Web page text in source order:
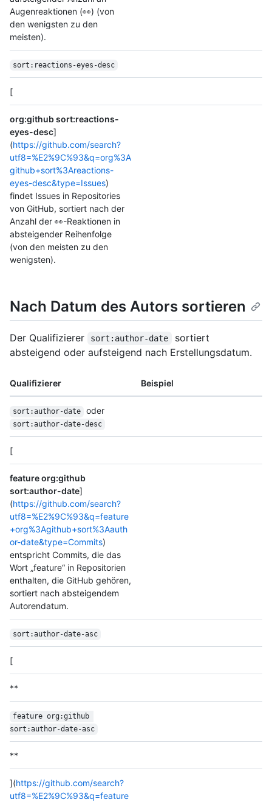
Augenreaktionen (👀) (von
den wenigsten zu den
meisten).
sort:reactions-eyes-desc
[
org:github sort:reactions-
eyes-desc]
(https://github.com/search?
utf8=%E2%9C%93&q=org%3A
github+sort%3Areactions-
eyes-desc&type=Issues)
findet Issues in Repositories
von GitHub, sortiert nach der
Anzahl der 👀-Reaktionen in
absteigender Reihenfolge
(von den meisten zu den
wenigsten).
Nach Datum des Autors sortieren
Der Qualifizierer sort:author-date
sortiert
absteigend oder aufsteigend nach Erstellungsdatum.
Qualifizierer Beispiel
sort:author-date oder
sort:author-date-desc
[
feature org:github
sort:author-date]
(https://github.com/search?
utf8=%E2%9C%93&q=feature
+org%3Agithub+sort%3Aauth
or-date&type=Commits)
entspricht Commits, die das
Wort „feature“ in Repositorien
enthalten, die GitHub gehören,
sortiert nach absteigendem
Autorendatum.
sort:author-date-asc
[
**
feature org:github
sort:author-date-asc
**
](https://github.com/search?
utf8=%E2%9C%93&q=feature